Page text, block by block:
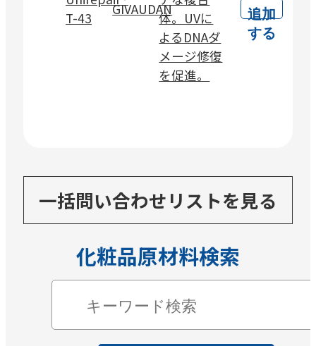
T-43
GIVAUDAN
体。UVに
よるDNAダ
メージ修復
を促進。
追加
する
一括問い合わせリストを見る
化粧品原材料検索